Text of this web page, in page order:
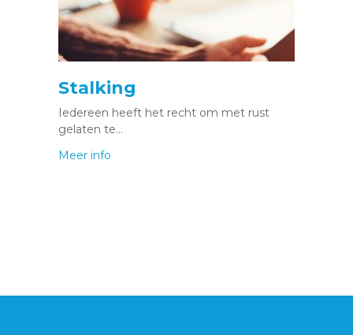
Stalking
Iedereen heeft het recht om met rust
gelaten te…
Meer info